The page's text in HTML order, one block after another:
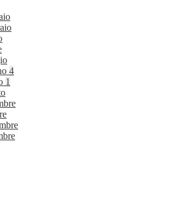
4
1